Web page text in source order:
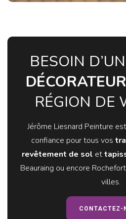
BESOIN D’UN
DÉCORATEUR
RÉGION DE
Jérôme Liesnard Peinture
confiance pour tous vos
revêtement de sol et
Beauraing ou encore
villes.
CONTACTEZ-